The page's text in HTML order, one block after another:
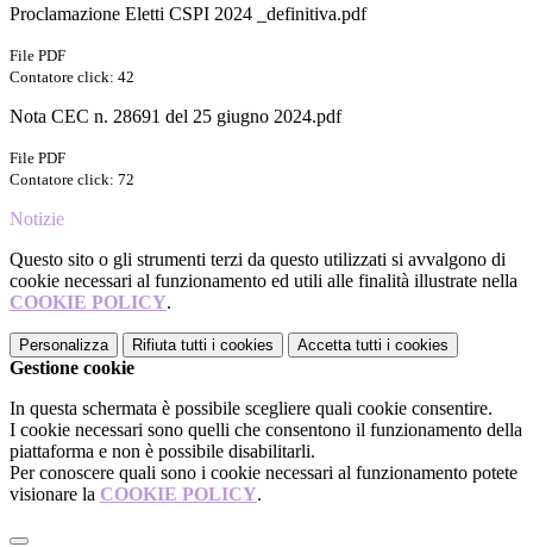
Proclamazione Eletti CSPI 2024 _definitiva.pdf
File PDF
Contatore click: 42
Nota CEC n. 28691 del 25 giugno 2024.pdf
File PDF
Contatore click: 72
Notizie
Questo sito o gli strumenti terzi da questo utilizzati si avvalgono di
cookie necessari al funzionamento ed utili alle finalità illustrate nella
COOKIE POLICY.
Personalizza Rifiuta tutti i cookies Accetta tutti i cookies
Gestione cookie
In questa schermata è possibile scegliere quali cookie consentire.
I cookie necessari sono quelli che consentono il funzionamento della
piattaforma e non è possibile disabilitarli.
Per conoscere quali sono i cookie necessari al funzionamento potete
visionare la COOKIE POLICY.